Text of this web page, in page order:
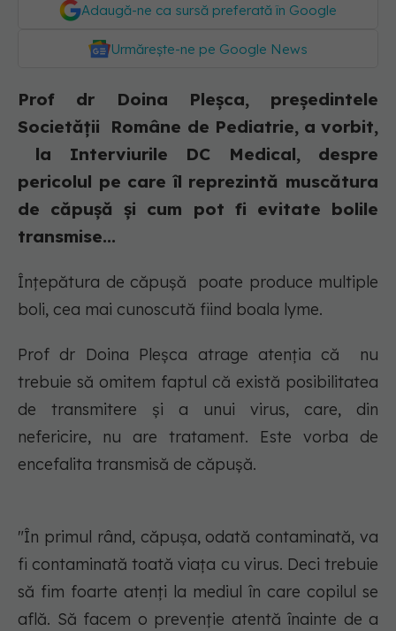
Adaugă-ne ca sursă preferată în Google
Urmărește-ne pe Google News
Prof dr Doina Pleșca, președintele
Societății Române de Pediatrie, a vorbit,
la Interviurile DC Medical, despre
pericolul pe care îl reprezintă muscătura
de căpușă și cum pot fi evitate bolile
transmise...
Înțepătura de căpușă poate produce multiple
boli, cea mai cunoscută fiind boala lyme.
Prof dr Doina Pleșca atrage atenția că nu
trebuie să omitem faptul că există posibilitatea
de transmitere și a unui virus, care, din
nefericire, nu are tratament. Este vorba de
encefalita transmisă de căpușă.
"În primul rând, căpușa, odată contaminată, va
fi contaminată toată viața cu virus. Deci trebuie
să fim foarte atenți la mediul în care copilul se
află. Să facem o prevenție atentă înainte de a